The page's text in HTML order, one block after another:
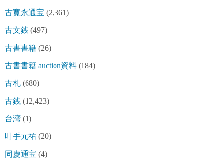
古寛永通宝 (2,361)
古文銭 (497)
古書書籍 (26)
古書書籍 auction資料 (184)
古札 (680)
古銭 (12,423)
台湾 (1)
叶手元祐 (20)
同慶通宝 (4)